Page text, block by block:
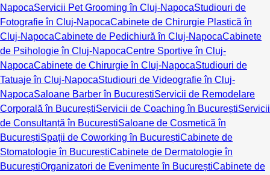
NapocaServicii Pet Grooming în Cluj-NapocaStudiouri de
Fotografie în Cluj-NapocaCabinete de Chirurgie Plastică în
Cluj-NapocaCabinete de Pedichiură în Cluj-NapocaCabinete
de Psihologie în Cluj-NapocaCentre Sportive în Cluj-
NapocaCabinete de Chirurgie în Cluj-NapocaStudiouri de
Tatuaje în Cluj-NapocaStudiouri de Videografie în Cluj-
NapocaSaloane Barber în BucureștiServicii de Remodelare
Corporală în BucureștiServicii de Coaching în BucureștiServicii
de Consultanță în BucureștiSaloane de Cosmetică în
BucureștiSpații de Coworking în BucureștiCabinete de
Stomatologie în BucureștiCabinete de Dermatologie în
BucureștiOrganizatori de Evenimente în BucureștiCabinete de